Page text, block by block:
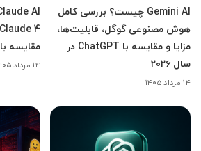
Gemini AI چیست؟ بررسی کامل
هوش مصنوعی گوگل، قابلیت‌ها،
مزایا و مقایسه با ChatGPT در
سال ۲۰۲۶
۱۴ مرداد ۱۴۰۵
مقایسه با ChatGPT
۱۴ مرداد ۱۴۰۵